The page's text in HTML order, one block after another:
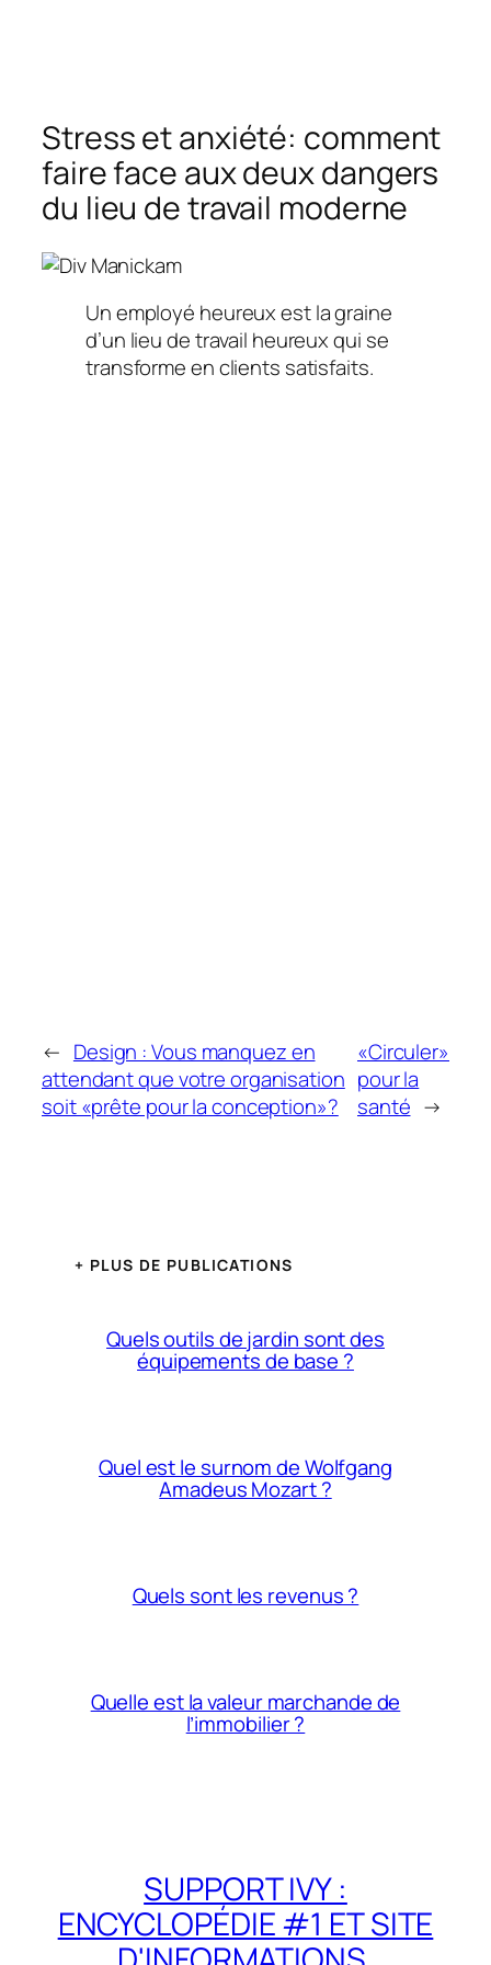
Stress et anxiété: comment
faire face aux deux dangers
du lieu de travail moderne
Un employé heureux est la graine
d’un lieu de travail heureux qui se
transforme en clients satisfaits.
← Design : Vous manquez en
attendant que votre organisation
soit «prête pour la conception»?
«Circuler»
pour la
santé →
+ PLUS DE PUBLICATIONS
Quels outils de jardin sont des
équipements de base ?
Quel est le surnom de Wolfgang
Amadeus Mozart ?
Quels sont les revenus ?
Quelle est la valeur marchande de
l’immobilier ?
SUPPORT IVY :
ENCYCLOPÉDIE #1 ET SITE